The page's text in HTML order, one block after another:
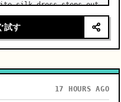
silk dress steps out
bottle with magical
試す
17 HOURS AGO